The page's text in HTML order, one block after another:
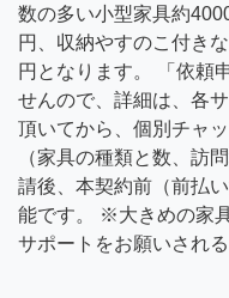
数の多い小型家具約
円、収納やすのこ付き
円となります。 「依頼
せんので、詳細は、各
頂いてから、個別チャ
（家具の種類と数、訪
請後、本契約前（前払
能です。 ※大きめの家
サポートをお願いされ